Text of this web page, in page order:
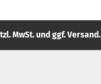
MwSt. und ggf. Versand.